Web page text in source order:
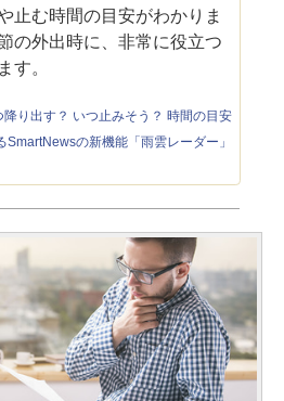
止む時間の目安がわかりま
の外出時に、非常に役立つ
す。
降り出す？ いつ止みそう？ 時間の目安
SmartNewsの新機能「雨雲レーダー」